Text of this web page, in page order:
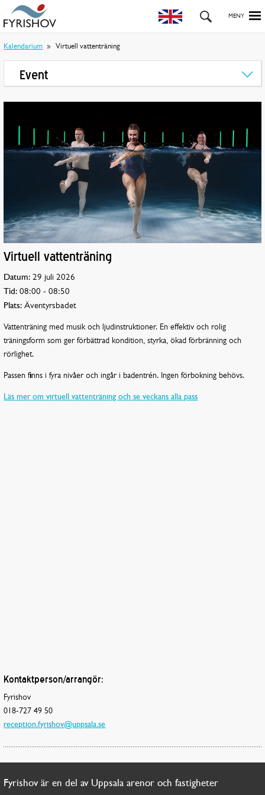
Kalendarium Virtuell vattenträning
Event
Virtuell vattenträning
Datum: 29 juli 2026
Tid: 08:00 - 08:50
Plats: Äventyrsbadet
Vattenträning med musik och ljudinstruktioner. En effektiv och rolig
träningsform som ger förbättrad kondition, styrka, ökad förbränning och
rörlighet.
Passen finns i fyra nivåer och ingår i badentrén. Ingen förbokning behövs.
Läs mer om virtuell vattenträning och se veckans alla pass
Kontaktperson/arrangör:
Fyrishov
018-727 49 50
reception.fyrishov@uppsala.se
Fyrishov är en del av Uppsala arenor och fastigheter